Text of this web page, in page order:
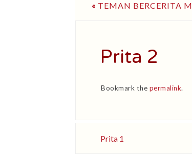
« TEMAN BERCERITA
Prita 2
Bookmark the permalink.
Prita 1